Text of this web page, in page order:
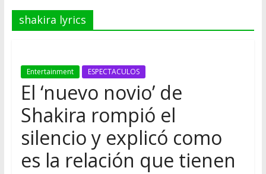
MUSICAL
DEL
shakira lyrics
Entertainment ESPECTACULOS
El ‘nuevo novio’ de
Shakira rompió el
silencio y explicó como
es la relación que tienen